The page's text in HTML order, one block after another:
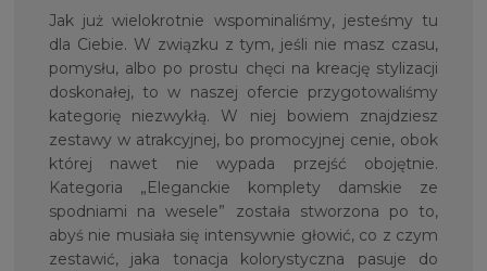
Jak już wielokrotnie wspominaliśmy, jesteśmy tu
dla Ciebie. W związku z tym, jeśli nie masz czasu,
pomysłu, albo po prostu chęci na kreację stylizacji
doskonałej, to w naszej ofercie przygotowaliśmy
kategorię niezwykłą. W niej bowiem znajdziesz
zestawy w atrakcyjnej, bo promocyjnej cenie, obok
której nawet nie wypada przejść obojętnie.
Kategoria „Eleganckie komplety damskie ze
spodniami na wesele” została stworzona po to,
abyś nie musiała się intensywnie głowić, co z czym
zestawić, jaka tonacja kolorystyczna pasuje do